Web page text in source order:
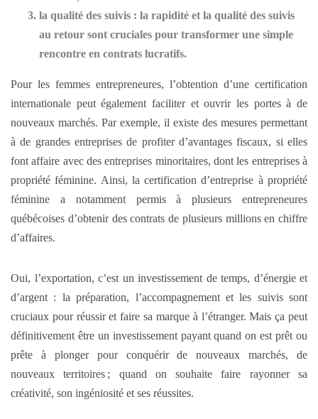
la qualité des suivis : la rapidité et la qualité des suivis
au retour sont cruciales pour transformer une simple
rencontre en contrats lucratifs.
Pour les femmes entrepreneures, l’obtention d’une certification
internationale peut également faciliter et ouvrir les portes à de
nouveaux marchés. Par exemple, il existe des mesures permettant
à de grandes entreprises de profiter d’avantages fiscaux, si elles
font affaire avec des entreprises minoritaires, dont les entreprises à
propriété féminine. Ainsi, la certification d’entreprise à propriété
féminine a notamment permis à plusieurs entrepreneures
québécoises d’obtenir des contrats de plusieurs millions en chiffre
d’affaires.
Oui, l’exportation, c’est un investissement de temps, d’énergie et
d’argent : la préparation, l’accompagnement et les suivis sont
cruciaux pour réussir et faire sa marque à l’étranger. Mais ça peut
définitivement être un investissement payant quand on est prêt ou
prête à plonger pour conquérir de nouveaux marchés, de
nouveaux territoires ; quand on souhaite faire rayonner sa
créativité, son ingéniosité et ses réussites.